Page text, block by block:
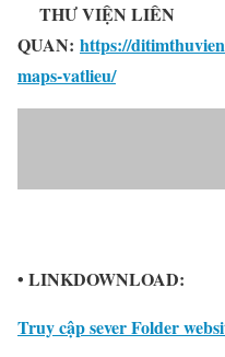
THƯ VIỆN LIÊN
QUAN: https://
maps-vatlieu/
• LINKDOWNLOAD:
Truy cập sever Folder